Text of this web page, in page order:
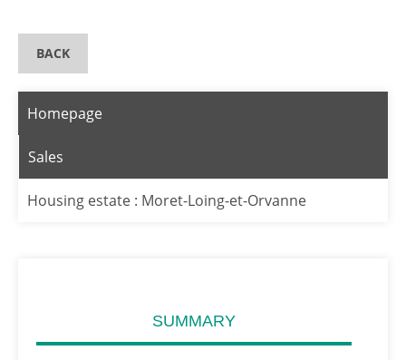
Homepage
Sales
Housing estate : Moret-Loing-et-Orvanne
BACK
SUMMARY